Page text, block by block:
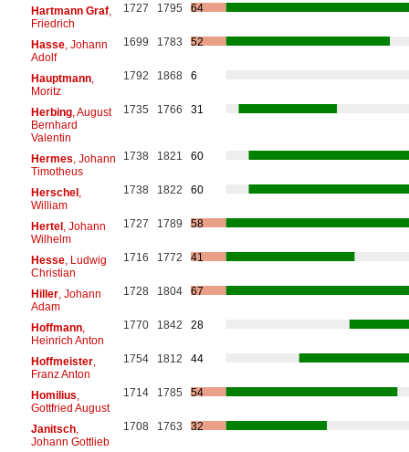
Hartmann Graf,
Friedrich
1727 1795 64
Hasse, Johann
Adolf
1699 1783 52
Hauptmann,
Moritz
1792 1868 6
Herbing, August
Bernhard
Valentin
1735 1766 31
Hermes , Johann
Timotheus
1738 1821 60
Herschel,
William
1738 1822 60
Hertel, Johann
Wilhelm
1727 1789 58
Hesse, Ludwig
Christian
1716 1772 41
Hiller, Johann
Adam
1728 1804 67
Hoffmann,
Heinrich Anton
1770 1842 28
Hoffmeister,
Franz Anton
1754 1812 44
Homilius
Gottfried August
1714 1785 54
Janitsch,
Johann Gottlieb
1708 1763 32